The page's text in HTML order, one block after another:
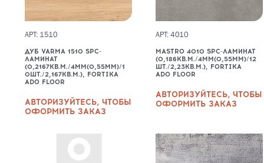
АРТ: 1510
ДУБ VARMA 1510 SPC-
ЛАМИНАТ
(0,2167КВ.М./4ММ(0,55ММ)/1
0ШТ./2,167КВ.М.), FORTIKA
ADO FLOOR
АВТОРИЗУЙТЕСЬ, ЧТОБЫ
ОФОРМИТЬ ЗАКАЗ
АРТ: 4010
MASTRO 4010 SPC-ЛАМИНАТ
(0,186КВ.М./4ММ(0,55ММ)/12
ШТ./2,23КВ.М.), FORTIKA
ADO FLOOR
АВТОРИЗУЙТЕСЬ, ЧТОБЫ
ОФОРМИТЬ ЗАКАЗ